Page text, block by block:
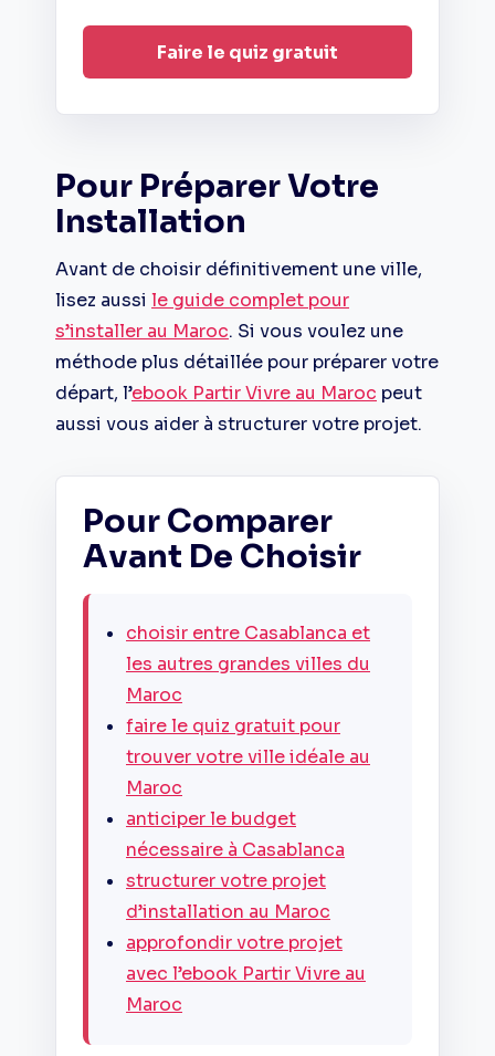
Faire le quiz gratuit
Pour Préparer Votre
Installation
Avant de choisir définitivement une ville,
lisez aussi le guide complet pour
s’installer au Maroc. Si vous voulez une
méthode plus détaillée pour préparer votre
départ, l’ebook Partir Vivre au Maroc peut
aussi vous aider à structurer votre projet.
Pour Comparer
Avant De Choisir
choisir entre Casablanca et
les autres grandes villes du
Maroc
faire le quiz gratuit pour
trouver votre ville idéale au
Maroc
anticiper le budget
nécessaire à Casablanca
structurer votre projet
d’installation au Maroc
approfondir votre projet
avec l’ebook Partir Vivre au
Maroc